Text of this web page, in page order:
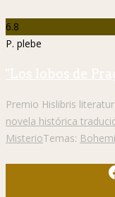
6.8
P. plebe
"Los lobos de
Premio Hislibris
novela histórica
MisterioTemas: